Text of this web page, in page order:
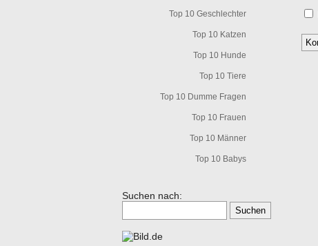
Top 10 Geschlechter
Top 10 Katzen
Top 10 Hunde
Top 10 Tiere
Top 10 Dumme Fragen
Top 10 Frauen
Top 10 Männer
Top 10 Babys
Suchen nach: